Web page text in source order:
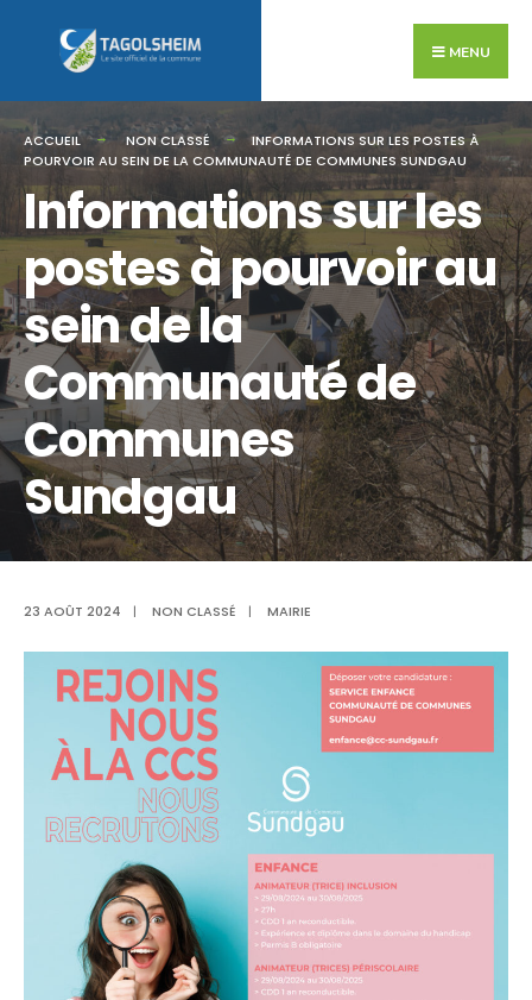
MENU
ACCUEIL NON CLASSÉ
INFORMATIONS SUR LES POSTES À
POURVOIR AU SEIN DE LA COMMUNAUTÉ DE COMMUNES SUNDGAU
Informations sur les
postes à pourvoir au
sein de la
Communauté de
Communes
Sundgau
23 AOÛT 2024 | NON CLASSÉ | MAIRIE
for: